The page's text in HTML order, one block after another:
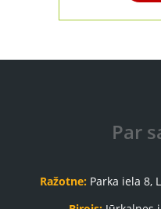
Par
Ražotne: Parka iela 8,